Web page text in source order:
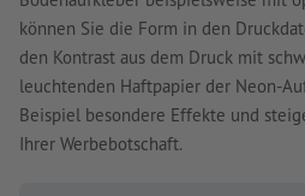
können Sie die Form in den
den Kontrast aus dem Druck mit
leuchtenden Haftpapier der Neon-
Beispiel besondere Effekte und
Ihrer Werbebotschaft.